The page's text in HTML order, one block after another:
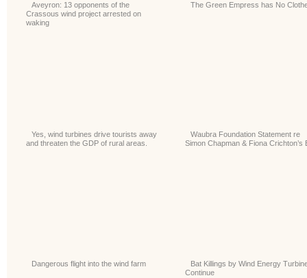
Aveyron: 13 opponents of the
Crassous wind project arrested on
waking
The Green Empress has No
Yes, wind turbines drive tourists away
and threaten the GDP of rural areas.
Waubra Foundation Statement re
Simon Chapman & Fiona Crichton’s
Dangerous flight into the wind farm
Bat Killings by Wind Energy
Continue